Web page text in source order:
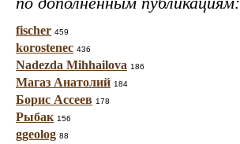
fischer 459
korostenec 436
Nadezda Mihhailova 186
Магаз Анатолий 184
Борис Ассеев 178
Рыбак 156
ggeolog 88